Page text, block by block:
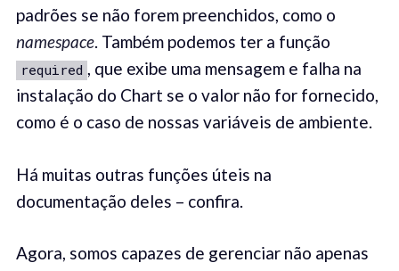
padrões se não forem preenchidos, como o
namespace. Também podemos ter a função
required , que exibe uma mensagem e falha na
instalação do Chart se o valor não for fornecido,
como é o caso de nossas variáveis de ambiente.
Há muitas outras funções úteis na
documentação deles – confira.
Agora, somos capazes de gerenciar não apenas